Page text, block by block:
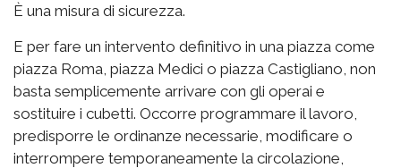
È una misura di sicurezza.
E per fare un intervento definitivo in una piazza come
piazza Roma, piazza Medici o piazza Castigliano, non
basta semplicemente arrivare con gli operai e
sostituire i cubetti. Occorre programmare il lavoro,
predisporre le ordinanze necessarie, modificare o
interrompere temporaneamente la circolazione,